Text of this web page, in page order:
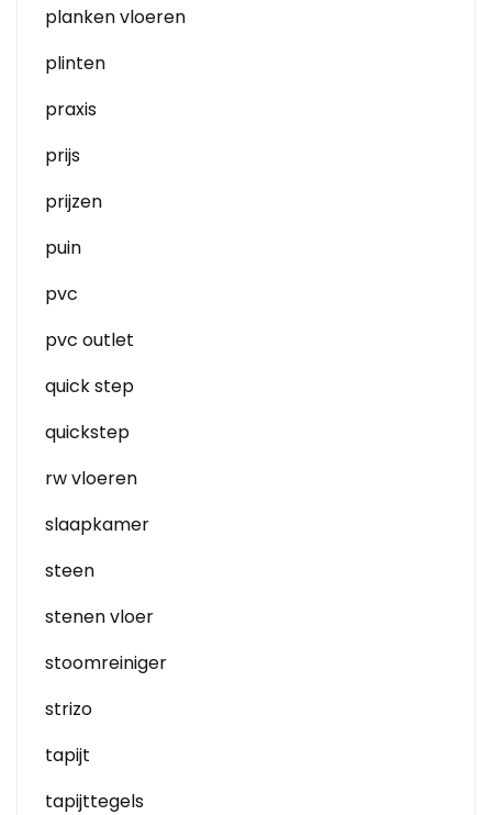
planken vloeren
plinten
praxis
prijs
prijzen
puin
pvc
pvc outlet
quick step
quickstep
rw vloeren
slaapkamer
steen
stenen vloer
stoomreiniger
strizo
tapijt
tapijttegels